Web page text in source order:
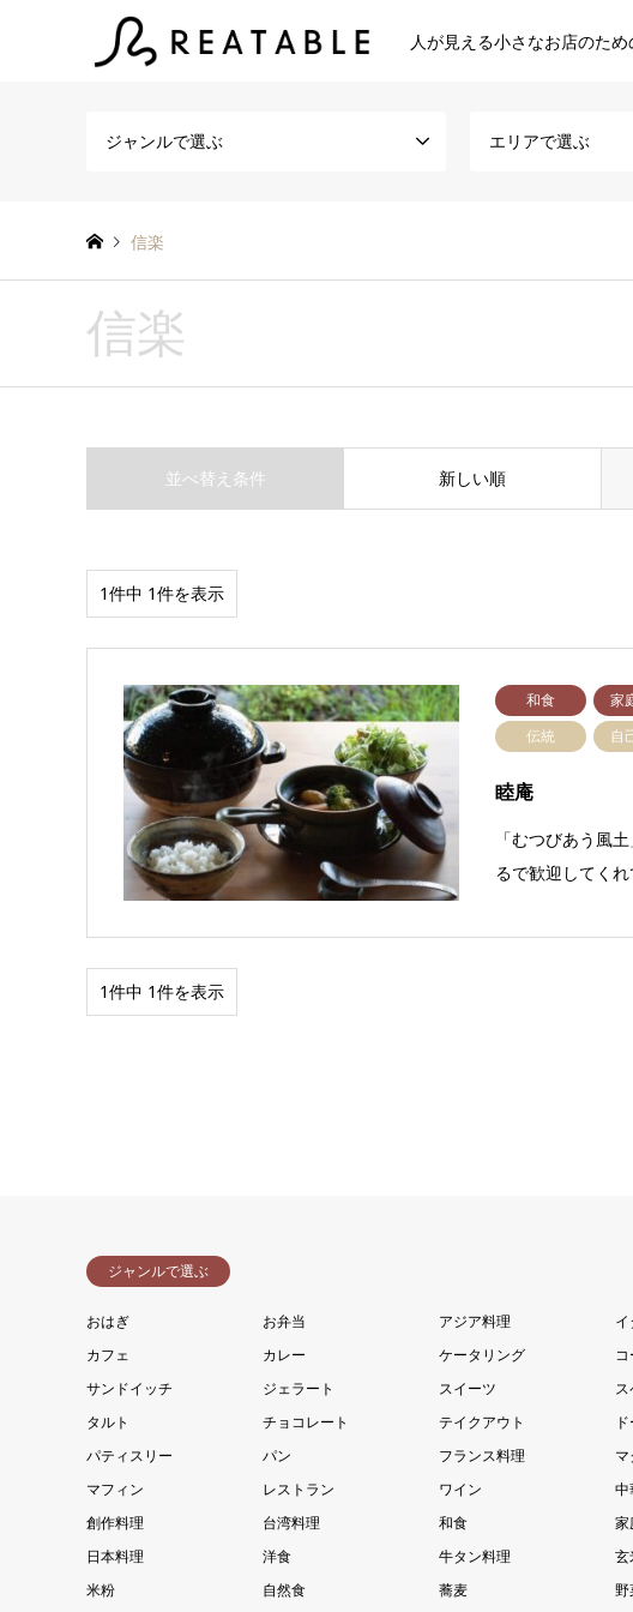
人が見える小さなお店のため
ジャンルで選ぶ エリアで選ぶ
信楽
信楽
並べ替え条件 新しい順
1件中 1件を表示
和食 家
伝統
自
睦庵
「むつびあう風
るで歓迎してく
1件中 1件を表示
ジャンルで選ぶ
おはぎ お弁当 アジア料理
カフェ
カレー ケータリング
サンドイッチ
ジェラート スイーツ
タルト
チョコレート テイクアウト
パティスリー
パン フランス料理
マフィン
レストラン ワイン
中
創作料理
台湾料理 和食
家
日本料理
洋食 牛タン料理
玄
米粉
自然食 蕎麦 野